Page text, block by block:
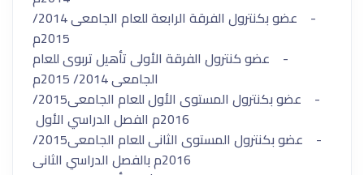
- عضو بكنترول الفرقة الرابعة للعام الجامعى 2014/
2015م
- عضو كنترول الفرقة الأولى تأهيل تربوى للعام
الجامعى 2014/ 2015م
- عضو بكنترول المستوى الأول للعام الجامعى2015/
2016م الفصل الدراسي الأول
- عضو بكنترول المستوى الثانى للعام الجامعى2015/
2016م بالفصل الدراسي الثانى